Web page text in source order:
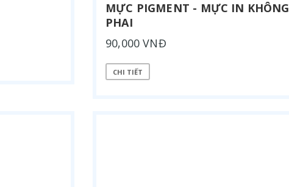
MỰC PIGMENT - MỰC IN KHÔNG
PHAI
90,000 VNĐ
CHI TIẾT